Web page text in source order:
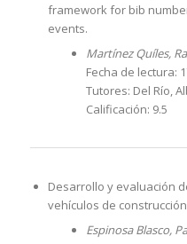
framework for bib
events.
Martínez Quíles,
Fecha de lectura:
Tutores: Del Río,
Calificación: 9.5
Desarrollo y evaluación
vehículos de
Espinosa Blasco,